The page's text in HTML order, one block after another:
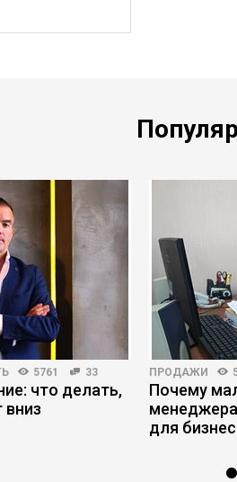
5761 33
что делать,
вниз
ПРОДАЖИ
Почему
для